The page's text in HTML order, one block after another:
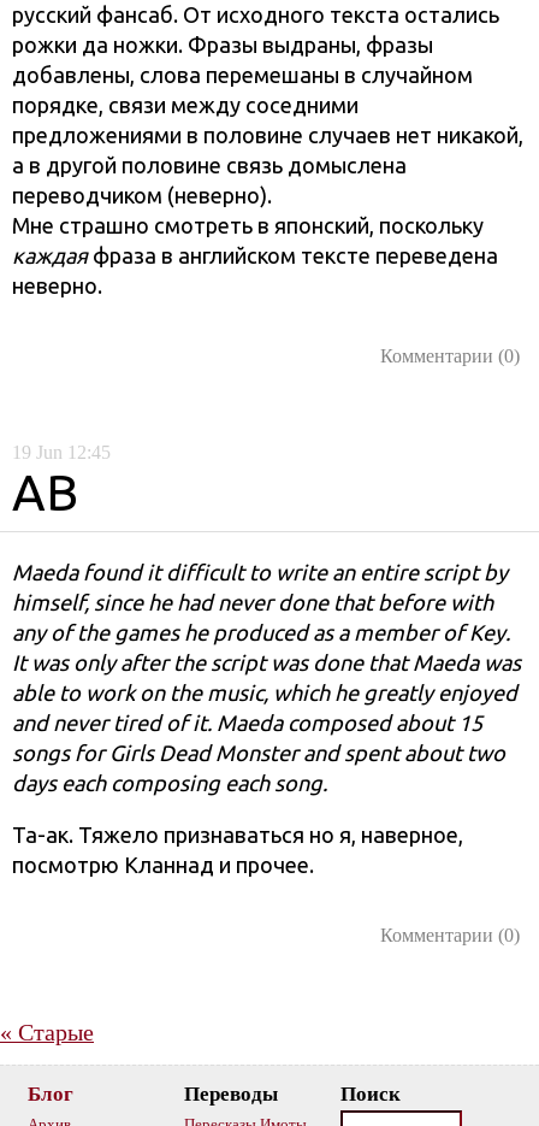
русский фансаб. От исходного текста остались
рожки да ножки. Фразы выдраны, фразы
добавлены, слова перемешаны в случайном
порядке, связи между соседними
предложениями в половине случаев нет никакой,
а в другой половине связь домыслена
переводчиком (неверно).
Мне страшно смотреть в японский, поскольку
каждаяфраза в английском тексте переведена
неверно.
Комментарии (0)
19 Jun 12:45
AB
Maeda found it difficult to write an entire sсript by
himself, since he had never done that before with
any of the games he produced as a member of Key.
It was only after the sсript was done that Maeda was
able to work on the music, which he greatly enjoyed
and never tired of it. Maeda composed about 15
songs for Girls Dead Monster and spent about two
days each composing each song.
Та-ак. Тяжело признаваться но я, наверное,
посмотрю Кланнад и прочее.
Комментарии (0)
« Старые
Блог Переводы Поиск